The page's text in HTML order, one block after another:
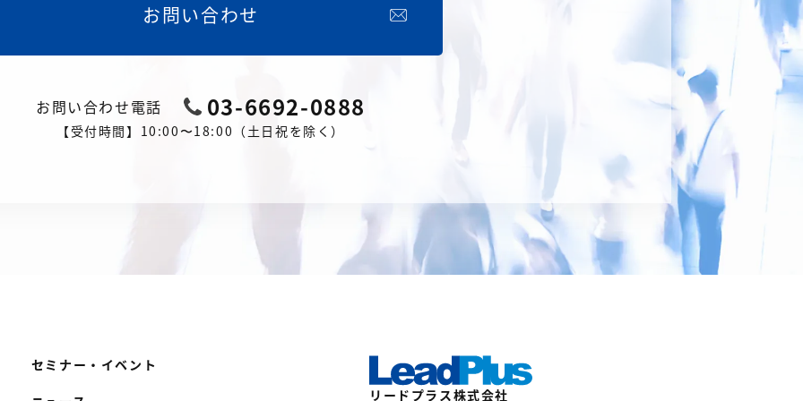
お問い合わせ
お問い合わせ電話 03-6692-0888
【受付時間】10:00〜18:00（土日祝を除く）
セミナー・イベント
リードプラス株式会社